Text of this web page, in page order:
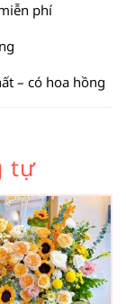
phí
– có hoa hồng
tự